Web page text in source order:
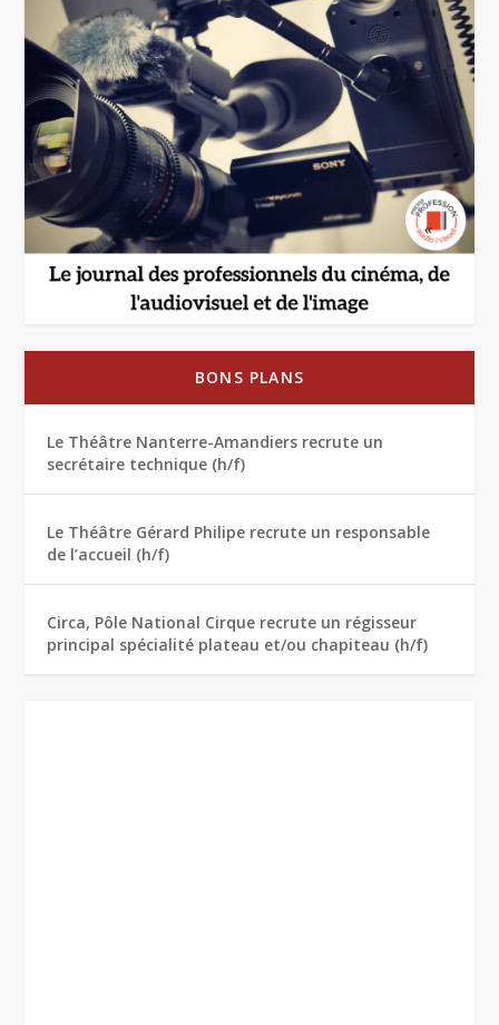
BONS PLANS
Le Théâtre Nanterre-Amandiers recrute un
secrétaire technique (h/f)
Le Théâtre Gérard Philipe recrute un responsable
de l’accueil (h/f)
Circa, Pôle National Cirque recrute un régisseur
principal spécialité plateau et/ou chapiteau (h/f)